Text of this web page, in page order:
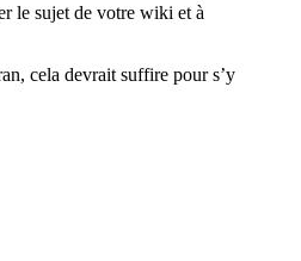
le sujet de votre wiki et à
cela devrait suffire pour s’y